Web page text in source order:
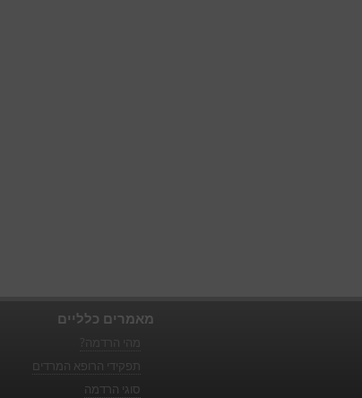
מאמרים כלליים
תפקידי הרופא המרדים
סוגי הרדמה